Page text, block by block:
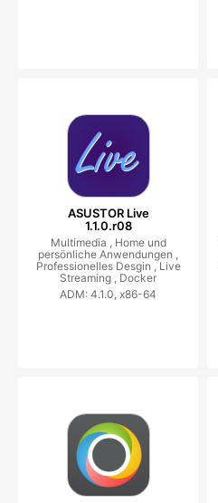
ASUSTOR Live
1.1.0.r08
Multimedia , Home und
persönliche Anwendungen ,
Professionelles Desgin ,Live
Streaming , Docker
ADM: 4.1.0, x86-64